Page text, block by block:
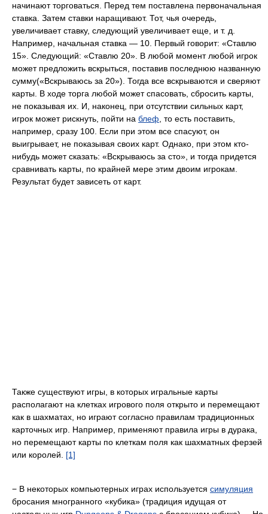
начинают торговаться. Перед тем поставлена первоначальная
ставка. Затем ставки наращивают. Тот, чья очередь,
увеличивает ставку, следующий увеличивает еще, и т. д.
Например, начальная ставка — 10. Первый говорит: «Ставлю
15». Следующий: «Ставлю 20». В любой момент любой игрок
может предложить вскрыться, поставив последнюю названную
сумму(«Вскрываюсь за 20»). Тогда все вскрываются и сверяют
карты. В ходе торга любой может спасовать, сбросить карты,
не показывая их. И, наконец, при отсутствии сильных карт,
игрок может рискнуть, пойти на блеф , то есть поставить,
например, сразу 100. Если при этом все спасуют, он
выигрывает, не показывая своих карт. Однако, при этом кто-
нибудь может сказать: «Вскрываюсь за сто», и тогда придется
сравнивать карты, по крайней мере этим двоим игрокам.
Результат будет зависеть от карт.
Также существуют игры, в которых игральные карты
располагают на клетках игрового поля открыто и перемещают
как в шахматах, но играют согласно правилам традиционных
карточных игр. Например, применяют правила игры в дурака,
но перемещают карты по клеткам поля как шахматных ферзей
или королей. [1]
− В некоторых компьютерных играх используется симуляция
бросания многранного «кубика» (традиция идущая от